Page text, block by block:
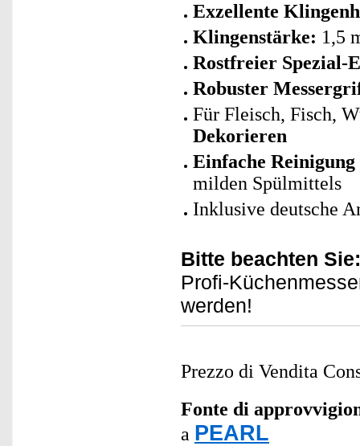
Exzellente
Klingenstärke: 1,5
Rostfreier Spezial-
Robuster
Für Fleisch, Fisch,
Dekorieren
Einfache Reinigung
milden Spülmittels
Inklusive deutsche
Bitte beachten Sie:
Profi-
werden!
Prezzo di Vendita
Fonte di
a PEARL